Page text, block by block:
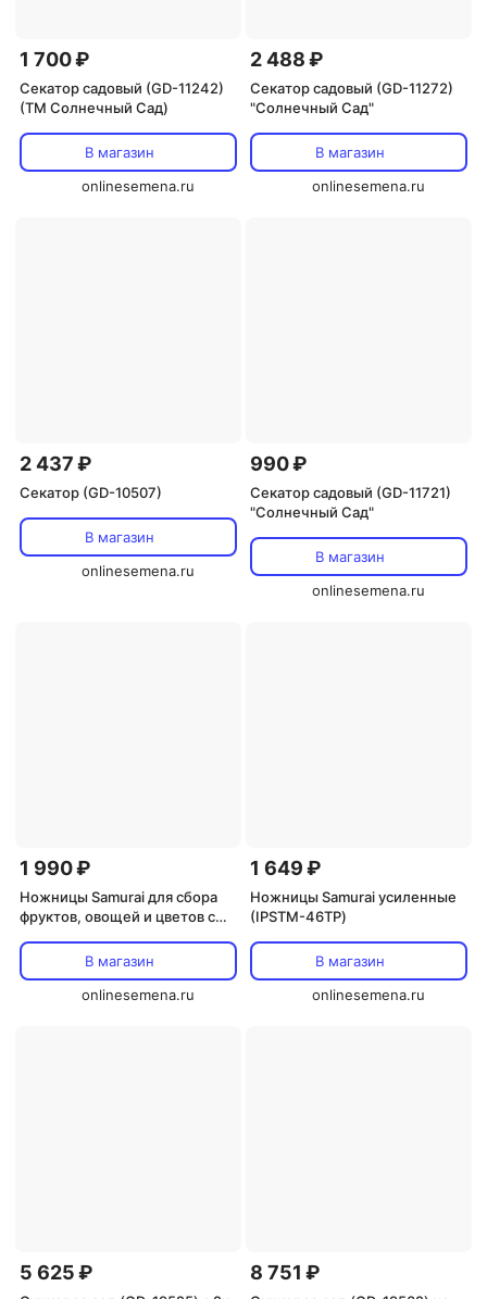
1 700 ₽
Секатор садовый (GD-11242)
(ТМ Солнечный Сад)
В магазин
onlinesemena.ru
2 488 ₽
Секатор садовый (GD-11272)
"Солнечный Сад"
В магазин
onlinesemena.ru
2 437 ₽
Секатор (GD-10507)
В магазин
onlinesemena.ru
990 ₽
Секатор садовый (GD-11721)
"Солнечный Сад"
В магазин
onlinesemena.ru
1 990 ₽
Ножницы Samurai для сбора
фруктов, овощей и цветов с
В магазин
onlinesemena.ru
1 649 ₽
Ножницы Samurai усиленные
(IPSTM-46TР)
В магазин
onlinesemena.ru
5 625 ₽ 8 751 ₽